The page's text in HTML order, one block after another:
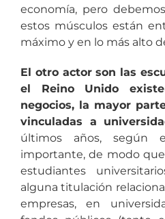
economía, pero
estos músculos están
máximo y en lo más alto
El otro actor son las
el Reino Unido
negocios, la mayor
vinculadas a
últimos años, según
importante, de modo que
estudiantes
alguna titulación
empresas, en